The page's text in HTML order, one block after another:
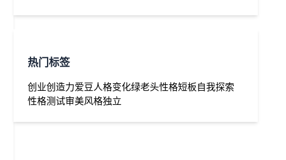
热门标签
创业创造力爱豆人格变化绿老头性格短板自我探索
性格测试审美风格独立